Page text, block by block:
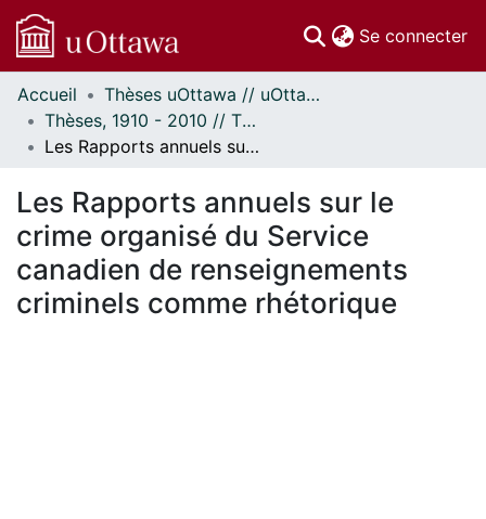
Se connecter
Communautés
et collections
Parcourir
À propos
Accueil
Thèses uOttawa // uOttawa Theses
Thèses, 1910 - 2010 // Theses, 1910 - 2010
Les Rapports annuels sur le crime organisé du Service canadien de renseignements criminels comme rhétorique
Les Rapports annuels sur le
crime organisé du Service
canadien de renseignements
criminels comme rhétorique